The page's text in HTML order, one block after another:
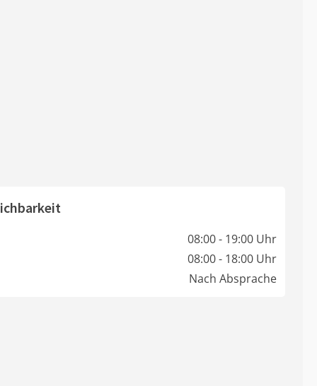
08:00 - 19:00 Uhr
08:00 - 18:00 Uhr
Nach Absprache